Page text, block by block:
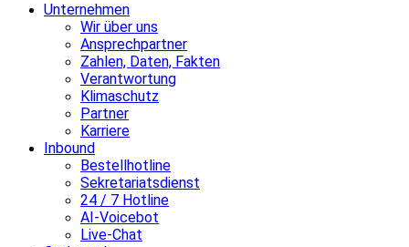
Unternehmen
Wir über uns
Ansprechpartner
Zahlen, Daten, Fakten
Verantwortung
Klimaschutz
Partner
Karriere
Inbound
Bestellhotline
Sekretariatsdienst
24 / 7 Hotline
AI-Voicebot
Live-Chat